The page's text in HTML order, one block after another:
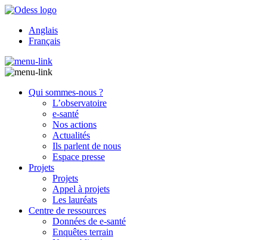
Anglais
Français
Qui sommes-nous ?
L’observatoire
e-santé
Nos actions
Actualités
Ils parlent de nous
Espace presse
Projets
Projets
Appel à projets
Les lauréats
Centre de ressources
Données de e-santé
Enquêtes terrain